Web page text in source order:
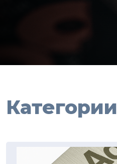
Категории